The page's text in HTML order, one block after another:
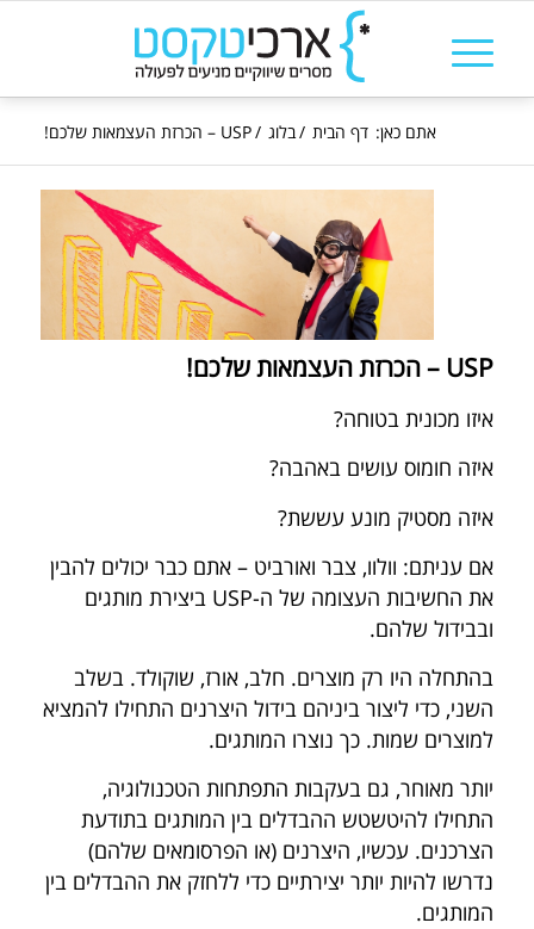
אתם כאן: דף הבית /בלוג /USP – הכרזת העצמאות שלכם!
USP – הכרזת העצמאות שלכם!
איזו מכונית בטוחה?
איזה חומוס עושים באהבה?
איזה מסטיק מונע עששת?
אם עניתם: וולוו, צבר ואורביט – אתם כבר יכולים להבין
את החשיבות העצומה של ה-USP ביצירת מותגים
ובבידול שלהם.
בהתחלה היו רק מוצרים. חלב, אורז, שוקולד. בשלב
השני, כדי ליצור ביניהם בידול היצרנים התחילו להמציא
למוצרים שמות. כך נוצרו המותגים.
יותר מאוחר, גם בעקבות התפתחות הטכנולוגיה,
התחילו להיטשטש ההבדלים בין המותגים בתודעת
הצרכנים. עכשיו, היצרנים (או הפרסומאים שלהם)
נדרשו להיות יותר יצירתיים כדי ללחזק את ההבדלים בין
המותגים.